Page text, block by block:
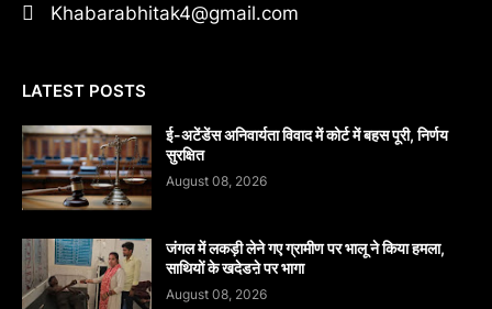
Khabarabhitak4@gmail.com
LATEST POSTS
​ई-अटेंडेंस अनिवार्यता विवाद में कोर्ट में बहस पूरी, निर्णय
सुरक्षित
August 08, 2026
जंगल में लकड़ी लेने गए ग्रामीण पर भालू ने किया हमला,
साथियों के खदेडऩे पर भागा
August 08, 2026